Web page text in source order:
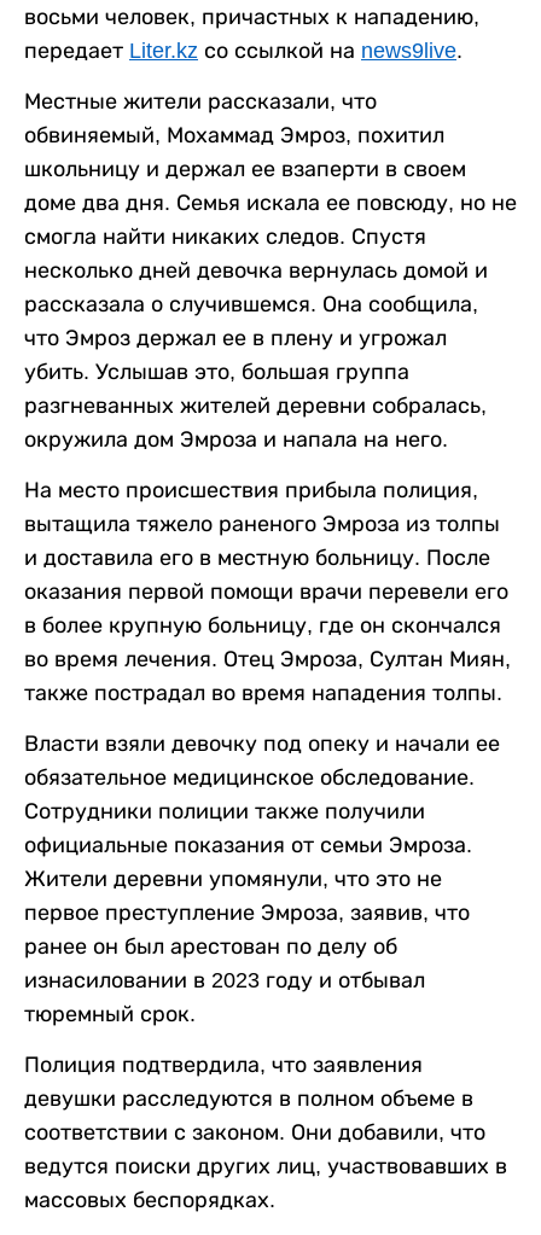
восьми человек, причастных к нападению,
передает Liter.kz со ссылкой на news9live.
Местные жители рассказали, что
обвиняемый, Мохаммад Эмроз, похитил
школьницу и держал ее взаперти в своем
доме два дня. Семья искала ее повсюду, но не
смогла найти никаких следов. Спустя
несколько дней девочка вернулась домой и
рассказала о случившемся. Она сообщила,
что Эмроз держал ее в плену и угрожал
убить. Услышав это, большая группа
разгневанных жителей деревни собралась,
окружила дом Эмроза и напала на него.
На место происшествия прибыла полиция,
вытащила тяжело раненого Эмроза из толпы
и доставила его в местную больницу. После
оказания первой помощи врачи перевели его
в более крупную больницу, где он скончался
во время лечения. Отец Эмроза, Султан Миян,
также пострадал во время нападения толпы.
Власти взяли девочку под опеку и начали ее
обязательное медицинское обследование.
Сотрудники полиции также получили
официальные показания от семьи Эмроза.
Жители деревни упомянули, что это не
первое преступление Эмроза, заявив, что
ранее он был арестован по делу об
изнасиловании в 2023 году и отбывал
тюремный срок.
Полиция подтвердила, что заявления
девушки расследуются в полном объеме в
соответствии с законом. Они добавили, что
ведутся поиски других лиц, участвовавших в
массовых беспорядках.